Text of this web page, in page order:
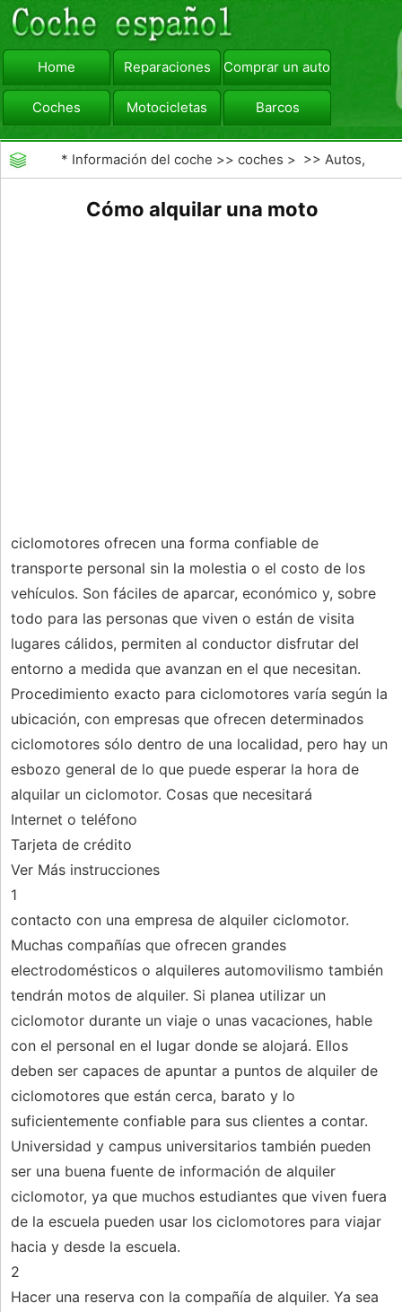
Home Reparaciones Comprar un automóvil
Coches Motocicletas Barcos
viajar Camiones
* Información del coche >>coches > >>Autos,
Cómo alquilar una moto
ciclomotores ofrecen una forma confiable de
transporte personal sin la molestia o el costo de los
vehículos. Son fáciles de aparcar, económico y, sobre
todo para las personas que viven o están de visita
lugares cálidos, permiten al conductor disfrutar del
entorno a medida que avanzan en el que necesitan.
Procedimiento exacto para ciclomotores varía según la
ubicación, con empresas que ofrecen determinados
ciclomotores sólo dentro de una localidad, pero hay un
esbozo general de lo que puede esperar la hora de
alquilar un ciclomotor. Cosas que necesitará
Internet o teléfono
Tarjeta de crédito
Ver Más instrucciones
1
contacto con una empresa de alquiler ciclomotor.
Muchas compañías que ofrecen grandes
electrodomésticos o alquileres automovilismo también
tendrán motos de alquiler. Si planea utilizar un
ciclomotor durante un viaje o unas vacaciones, hable
con el personal en el lugar donde se alojará. Ellos
deben ser capaces de apuntar a puntos de alquiler de
ciclomotores que están cerca, barato y lo
suficientemente confiable para sus clientes a contar.
Universidad y campus universitarios también pueden
ser una buena fuente de información de alquiler
ciclomotor, ya que muchos estudiantes que viven fuera
de la escuela pueden usar los ciclomotores para viajar
hacia y desde la escuela.
2
Hacer una reserva con la compañía de alquiler. Ya sea